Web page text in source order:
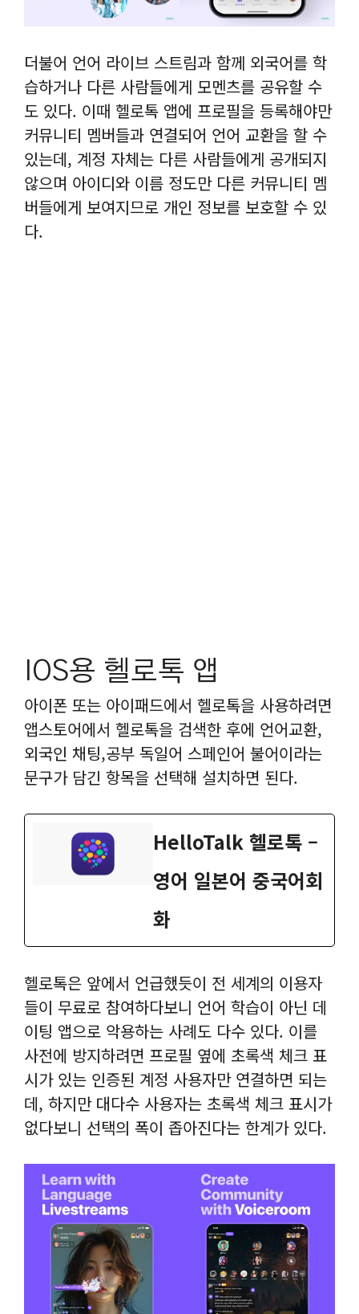
더불어 언어 라이브 스트림과 함께 외국어를 학
습하거나 다른 사람들에게 모멘츠를 공유할 수
도 있다. 이때 헬로톡 앱에 프로필을 등록해야만
커뮤니티 멤버들과 연결되어 언어 교환을 할 수
있는데, 계정 자체는 다른 사람들에게 공개되지
않으며 아이디와 이름 정도만 다른 커뮤니티 멤
버들에게 보여지므로 개인 정보를 보호할 수 있
다.
IOS용 헬로톡 앱
아이폰 또는 아이패드에서 헬로톡을 사용하려면
앱스토어에서 헬로톡을 검색한 후에 언어교환,
외국인 채팅,공부 독일어 스페인어 불‪어‬이라는
문구가 담긴 항목을 선택해 설치하면 된다.
‎HelloTalk 헬로톡 –
영어 일본어 중국어회
화
헬로톡은 앞에서 언급했듯이 전 세계의 이용자
들이 무료로 참여하다보니 언어 학습이 아닌 데
이팅 앱으로 악용하는 사례도 다수 있다. 이를
사전에 방지하려면 프로필 옆에 초록색 체크 표
시가 있는 인증된 계정 사용자만 연결하면 되는
데, 하지만 대다수 사용자는 초록색 체크 표시가
없다보니 선택의 폭이 좁아진다는 한계가 있다.